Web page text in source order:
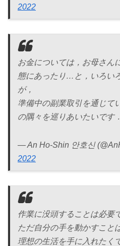
2022
お金については，お母さん
態にあったり…と，いろい
が，
準備中の副業取引を通じて
の隅々を巡りあいたいです．
— An Ho-Shin 안호신
2022
作業に没頭することは必要
ただ自分の手を動かすこと
理想の生活を手に入れたく